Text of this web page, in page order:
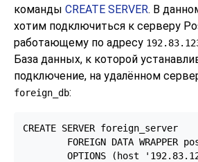
команды CREATE SERVER. В
хотим подключиться к серверу
работающему по адресу
База данных, к которой
подключение, на удалённом
foreign_db:
CREATE SERVER foreign_server
FOREIGN DATA WRAPPER
OPTIONS (host